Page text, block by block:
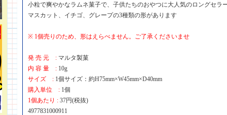
小粒で爽やかなラムネ菓子で、子供たちのおやつに大人気のロングセラ
マスカット、イチゴ、グレープの3種類の形があります
※ 1個売りのため、形はえらべません。ご了承くださいませ
発 売 元 : マルタ製菓
内 容 量 : 10g
サイズ : 1個サイズ：約H75mm×W45mm×D40mm
購入単位 : 1個
1個あたり : 37円(税抜)
4977831000911